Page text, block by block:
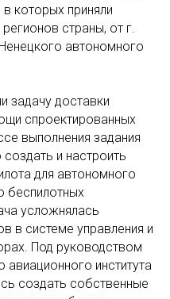
которых приняли
страны, от г.
автономного
задачу доставки
спроектированных
выполнения задания
и настроить
для автономного
беспилотных
усложнялась
в системе управления и
Под руководством
института
создать собственные